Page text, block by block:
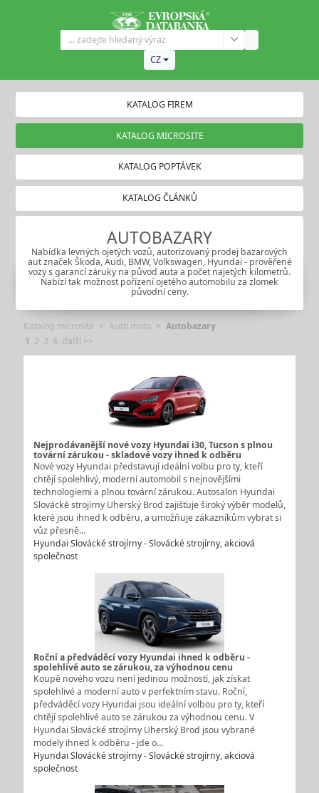
CZ
KATALOG FIREM
KATALOG MICROSITE
KATALOG POPTÁVEK
KATALOG ČLÁNKŮ
AUTOBAZARY
Nabídka levných ojetých vozů, autorizovaný prodej bazarových
aut značek Škoda, Audi, BMW, Volkswagen, Hyundai - prověřené
vozy s garancí záruky na původ auta a počet najetých kilometrů.
Nabízí tak možnost pořízení ojetého automobilu za zlomek
původní ceny.
Katalog microsite Auto moto
Autobazary
1 2 3 4 další >>
Nejprodávanější nové vozy Hyundai i30, Tucson s plnou
tovární zárukou - skladové vozy ihned k odběru
Nové vozy Hyundai představují ideální volbu pro ty, kteří
chtějí spolehlivý, moderní automobil s nejnovějšími
technologiemi a plnou tovární zárukou. Autosalon Hyundai
Slovácké strojírny Uherský Brod zajišťuje široký výběr modelů,
které jsou ihned k odběru, a umožňuje zákazníkům vybrat si
vůz přesně…
Hyundai Slovácké strojírny - Slovácké strojírny, akciová
společnost
Roční a předváděcí vozy Hyundai ihned k odběru -
spolehlivé auto se zárukou, za výhodnou cenu
Koupě nového vozu není jedinou možností, jak získat
spolehlivé a moderní auto v perfektním stavu. Roční,
předváděcí vozy Hyundai jsou ideální volbou pro ty, kteří
chtějí spolehlivé auto se zárukou za výhodnou cenu. V
Hyundai Slovácké strojírny Uherský Brod jsou vybrané
modely ihned k odběru - jde o…
Hyundai Slovácké strojírny - Slovácké strojírny, akciová
společnost